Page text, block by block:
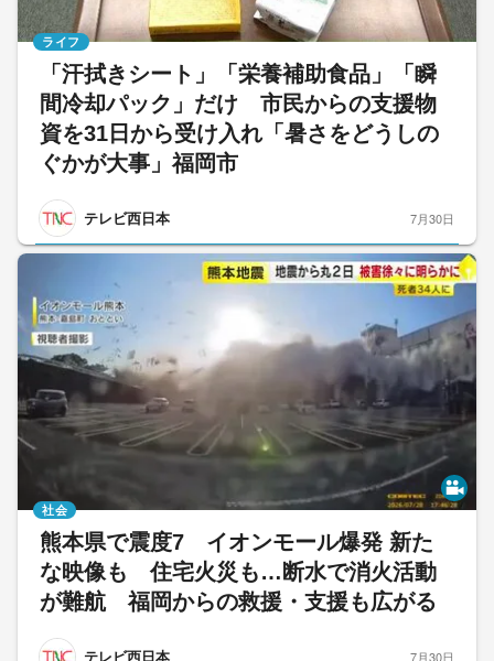
「汗拭きシート」「栄養補助食品」「瞬
間冷却パック」だけ 市民からの支援物
資を31日から受け入れ「暑さをどうしの
ぐかが大事」福岡市
テレビ西日本
ライフ
7月30日
熊本県で震度7 イオンモール爆発 新た
な映像も 住宅火災も…断水で消火活動
が難航 福岡からの救援・支援も広がる
テレビ西日本
社会
7月30日